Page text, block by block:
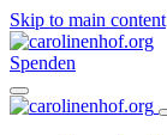
Skip to main content
Spenden